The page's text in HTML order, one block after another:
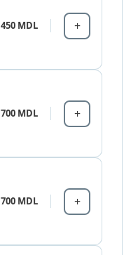
450 MDL
700 MDL
700 MDL